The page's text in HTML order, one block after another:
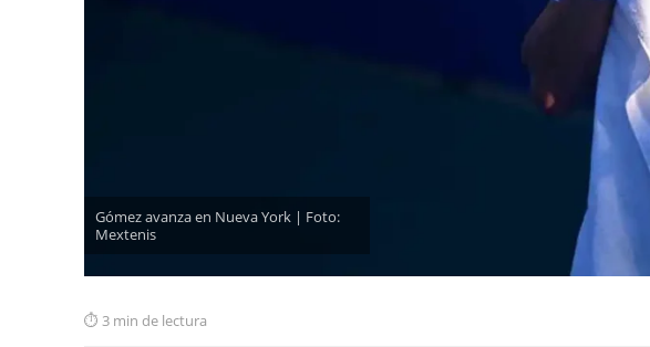
Gómez avanza en Nueva York | Foto:
Mextenis
3 min de lectura